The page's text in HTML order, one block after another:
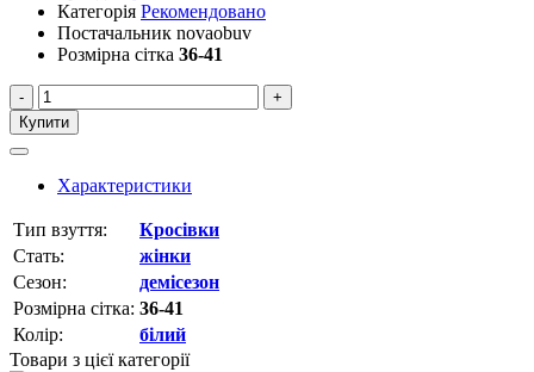
Категорія Рекомендовано
Постачальник novaobuv
Розмірна сітка 36-41
-
+
Купити
Характеристики
Тип взуття:
Кросівки
Стать:
жінки
Сезон:
демісезон
Розмірна сітка: 36-41
Колір:
білий
Товари з цієї категорії